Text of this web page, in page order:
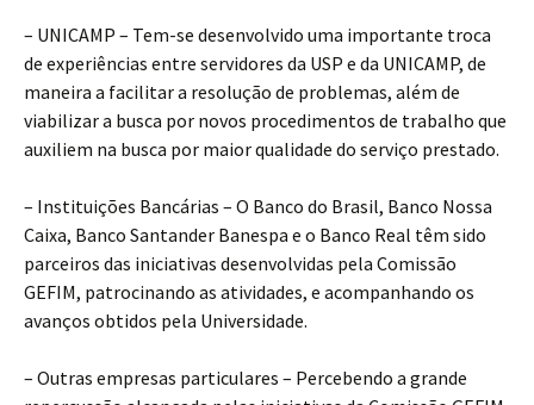
– UNICAMP – Tem-se desenvolvido uma importante troca
de experiências entre servidores da USP e da UNICAMP, de
maneira a facilitar a resolução de problemas, além de
viabilizar a busca por novos procedimentos de trabalho que
auxiliem na busca por maior qualidade do serviço prestado.
– Instituições Bancárias – O Banco do Brasil, Banco Nossa
Caixa, Banco Santander Banespa e o Banco Real têm sido
parceiros das iniciativas desenvolvidas pela Comissão
GEFIM, patrocinando as atividades, e acompanhando os
avanços obtidos pela Universidade.
– Outras empresas particulares – Percebendo a grande